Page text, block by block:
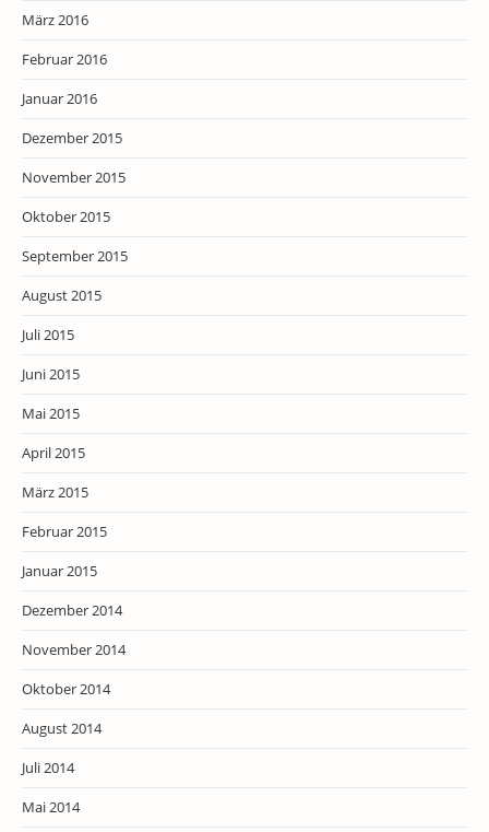
März 2016
Februar 2016
Januar 2016
Dezember 2015
November 2015
Oktober 2015
September 2015
August 2015
Juli 2015
Juni 2015
Mai 2015
April 2015
März 2015
Februar 2015
Januar 2015
Dezember 2014
November 2014
Oktober 2014
August 2014
Juli 2014
Mai 2014